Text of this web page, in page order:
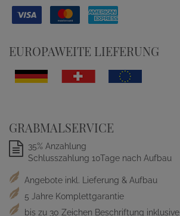
EUROPAWEITE LIEFERUNG
GRABMALSERVICE
35% Anzahlung
Schlusszahlung 10Tage nach Aufbau
Angebote inkl. Lieferung & Aufbau
5 Jahre Komplettgarantie
bis zu 30 Zeichen Beschriftung inklusive